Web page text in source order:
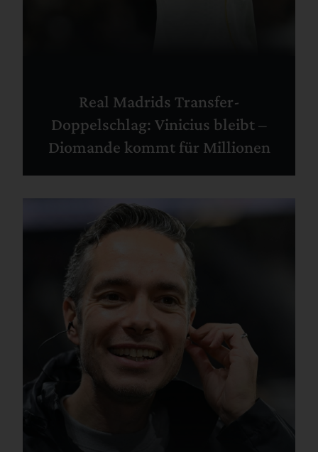
Real Madrids Transfer-
Doppelschlag: Vinicius bleibt –
Diomande kommt für Millionen